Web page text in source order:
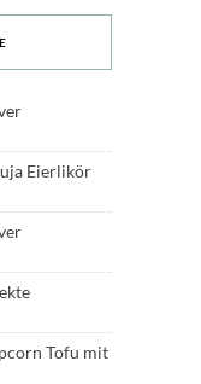
Eierlikör
Tofu mit